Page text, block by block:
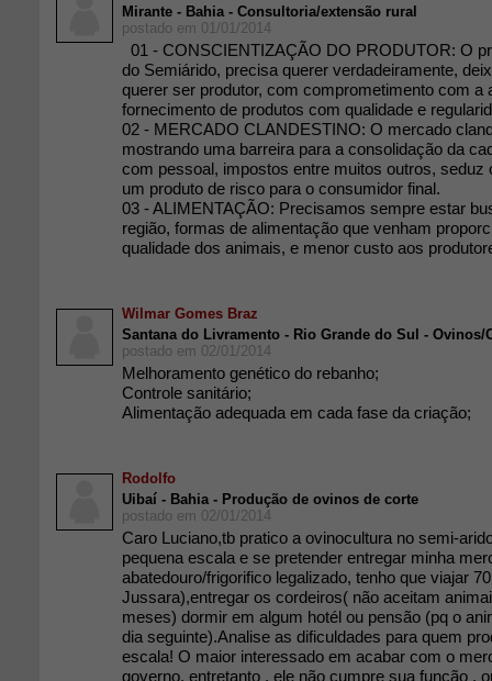
Mirante - Bahia - Consultoria/extensão rural
postado em 01/01/2014
01 - CONSCIENTIZAÇÃO DO PRODUTOR: O
do Semiárido, precisa querer verdadeiramente,
querer ser produtor, com comprometimento com a
fornecimento de produtos com qualidade e
02 - MERCADO CLANDESTINO: O mercado
mostrando uma barreira para a consolidação da
com pessoal, impostos entre muitos outros, seduz
um produto de risco para o consumidor final.
03 - ALIMENTAÇÃO: Precisamos sempre estar
região, formas de alimentação que venham
qualidade dos animais, e menor custo aos
Wilmar Gomes Braz
Santana do Livramento - Rio Grande do Sul - Ovinos/
postado em 02/01/2014
Melhoramento genético do rebanho;
Controle sanitário;
Alimentação adequada em cada fase da criação;
Rodolfo
Uibaí - Bahia - Produção de ovinos de corte
postado em 02/01/2014
Caro Luciano,tb pratico a ovinocultura no semi-
pequena escala e se pretender entregar minha
abatedouro/frigorifico legalizado, tenho que viajar
Jussara),entregar os cordeiros( não aceitam
meses) dormir em algum hotél ou pensão (pq o
dia seguinte).Analise as dificuldades para quem
escala! O maior interessado em acabar com o
governo, entretanto , ele não cumpre sua função ,